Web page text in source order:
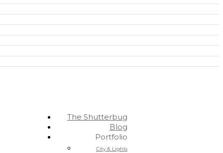
The Shutterbug
Blog
Portfolio
City & Lights